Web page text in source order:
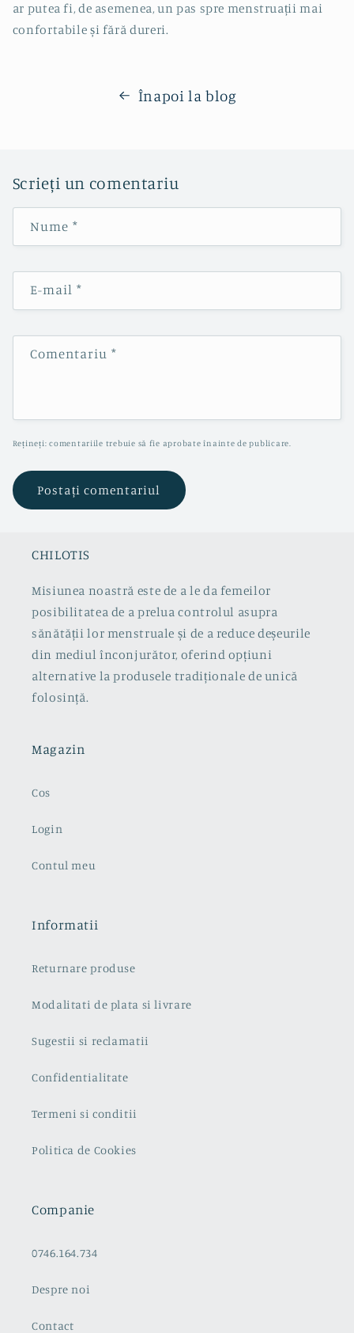
ar putea fi, de asemenea, un pas spre menstruații mai
confortabile și fără dureri.
Înapoi la blog
Scrieți un comentariu
Nume *
E-mail*
Comentariu*
Rețineți: comentariile trebuie să fie aprobate înainte de publicare.
CHILOTIS
Misiunea noastră este de a le da femeilor
posibilitatea de a prelua controlul asupra
sănătății lor menstruale și de a reduce deșeurile
din mediul înconjurător, oferind opțiuni
alternative la produsele tradiționale de unică
folosință.
Magazin
Cos
Login
Contul meu
Informatii
Returnare produse
Modalitati de plata si livrare
Sugestii si reclamatii
Confidentialitate
Termeni si conditii
Politica de Cookies
Companie
0746.164.734
Despre noi
Contact